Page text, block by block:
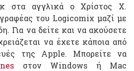
στα αγγλικά ο Χρίστος Χ.
του Logicomix μαζί με
Για να δείτε και να ακούσετε
να έχετε κάποια από
της Apple. Μπορείτε να
στον Windows ή Mac